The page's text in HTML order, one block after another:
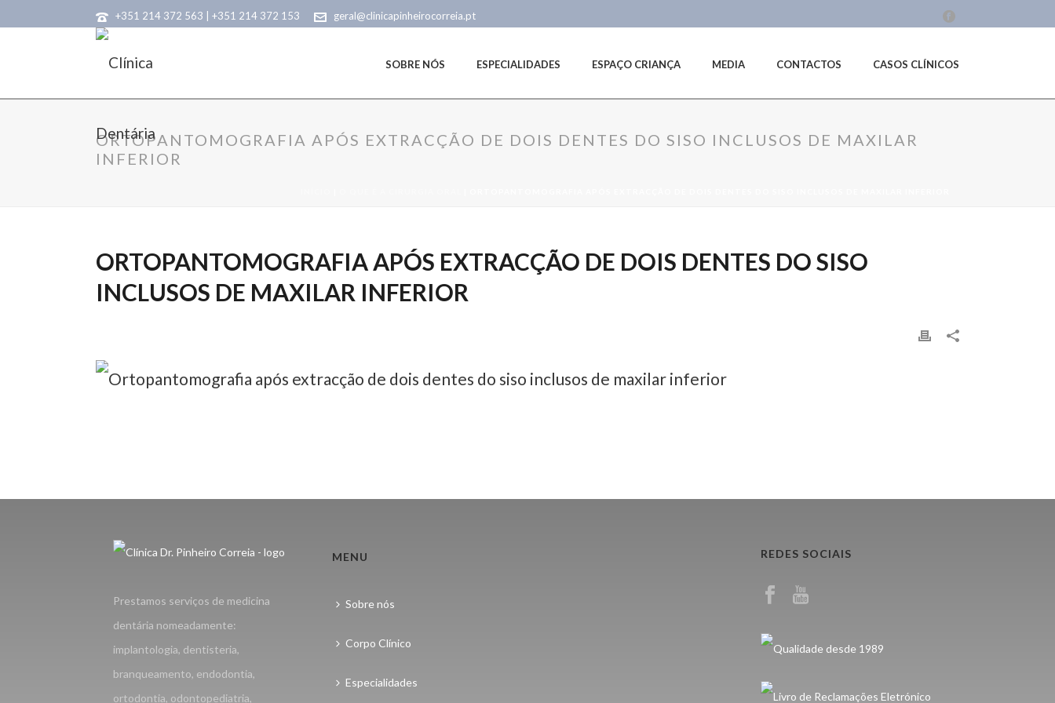
+351 214 372 563 | +351 214 372 153 geral@clinicapinheirocorreia.pt
SOBRE NÓS ESPECIALIDADES ESPAÇO CRIANÇA MEDIA CONTACTOS CASOS CLÍNICOS
ORTOPANTOMOGRAFIA APÓS EXTRACÇÃO DE DOIS DENTES DO SISO INCLUSOS DE MAXILAR
INFERIOR
ORTOPANTOMOGRAFIA APÓS EXTRACÇÃO DE DOIS DENTES DO SISO
INCLUSOS DE MAXILAR INFERIOR
Prestamos serviços de medicina
dentária nomeadamente:
implantologia, dentisteria,
branqueamento, endodontia,
ortodontia, odontopediatria,
MENU
Sobre nós
Corpo Clínico
Especialidades
REDES SOCIAIS